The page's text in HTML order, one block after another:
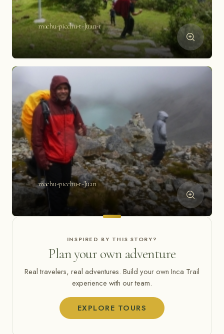
machu-picchu-t-Juan-1
machu-picchu-t-Juan
INSPIRED BY THIS STORY?
Plan your own adventure
Real travelers, real adventures. Build your own Inca Trail
experience with our team.
EXPLORE TOURS